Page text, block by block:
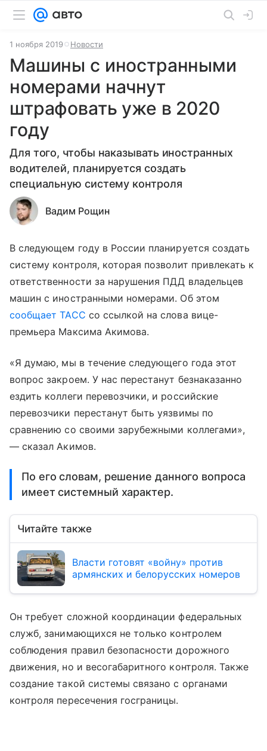
1 ноября 2019 Новости
Машины с иностранными
номерами начнут
штрафовать уже в 2020
году
Для того, чтобы наказывать иностранных
водителей, планируется создать
специальную систему контроля
Вадим Рощин
В следующем году в России планируется создать
систему контроля, которая позволит привлекать к
ответственности за нарушения ПДД владельцев
машин с иностранными номерами. Об этом
сообщает ТАСС со ссылкой на слова вице-
премьера Максима Акимова.
«Я думаю, мы в течение следующего года этот
вопрос закроем. У нас перестанут безнаказанно
ездить коллеги перевозчики, и российские
перевозчики перестанут быть уязвимы по
сравнению со своими зарубежными коллегами»,
— сказал Акимов.
По его словам, решение данного вопроса
имеет системный характер.
Читайте также
Власти готовят «войну» против
армянских и белорусских номеров
Он требует сложной координации федеральных
служб, занимающихся не только контролем
соблюдения правил безопасности дорожного
движения, но и весогабаритного контроля. Также
создание такой системы связано с органами
контроля пересечения госграницы.